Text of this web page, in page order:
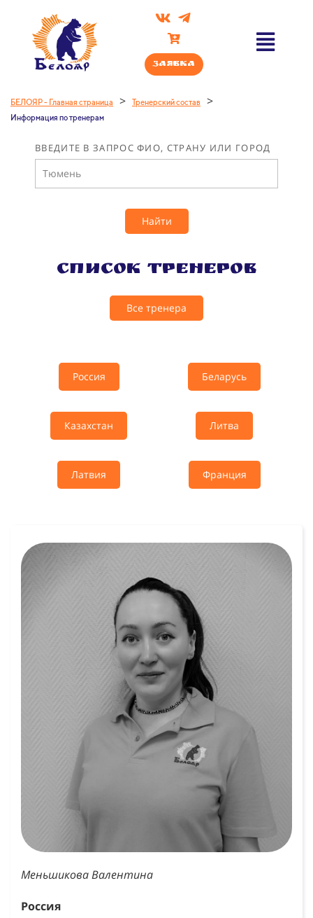
Заявка
БЕЛОЯР - Главная страница > Тренерский состав >
Информация по тренерам
ВВЕДИТЕ В ЗАПРОС ФИО, СТРАНУ ИЛИ ГОРОД
Найти
Список тренеров
Все тренера
Россия Беларусь
Казахстан Литва
Латвия Франция
Меньшикова Валентина
Россия